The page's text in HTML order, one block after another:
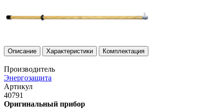
Описание Характеристики Комплектация
Производитель
Энергозащита
Артикул
40791
Оригинальный прибор